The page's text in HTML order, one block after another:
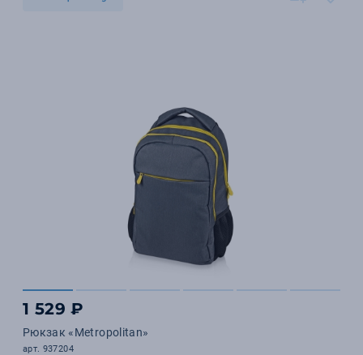
1 529 ₽
Рюкзак «Metropolitan»
арт. 937204